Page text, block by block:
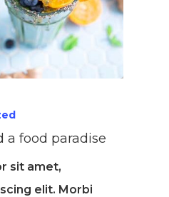
a food paradise
sit amet,
elit. Morbi